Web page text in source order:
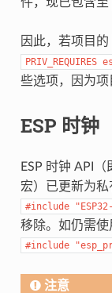
因此，若项目的
PRIV_REQUIRES
些选项，因为
ESP 时钟
ESP 时钟 API（
宏）已更新为
#include
移除。如仍需使
#include
注意